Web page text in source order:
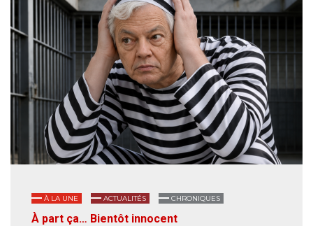
À LA UNE ACTUALITÉS CHRONIQUES
À part ça… Bientôt innocent